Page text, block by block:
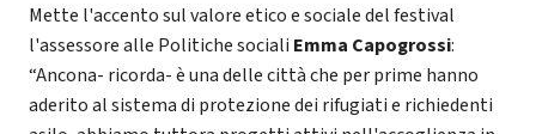
Mette l'accento sul valore etico e sociale del festival
l'assessore alle Politiche sociali Emma Capogrossi:
“Ancona- ricorda- è una delle città che per prime hanno
aderito al sistema di protezione dei rifugiati e richiedenti